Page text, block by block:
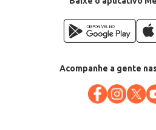
Acompanhe a gente